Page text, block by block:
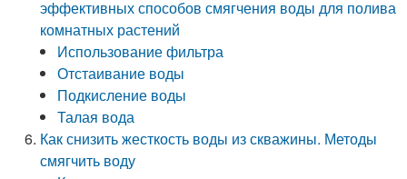
эффективных способов смягчения воды для полива
комнатных растений
Использование фильтра
Отстаивание воды
Подкисление воды
Талая вода
Как снизить жесткость воды из скважины. Методы
смягчить воду